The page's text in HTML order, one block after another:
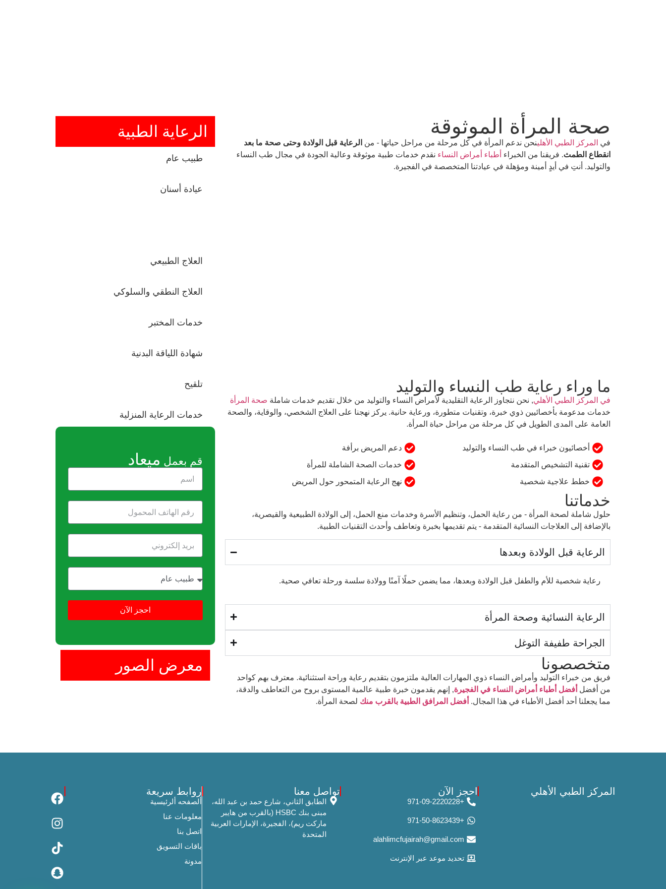
صحة المرأة الموثوقة
في المركز الطبي الأهلينحن ندعم المرأة في كل مرحلة من مراحل حياتها - من الرعاية قبل الولادة وحتى صحة ما بعد
انقطاع الطمث. فريقنا من الخبراء أطباء أمراض النساء نقدم خدمات طبية موثوقة وعالية الجودة في مجال طب النساء
والتوليد. أنتِ في أيدٍ أمينة ومؤهلة في عيادتنا المتخصصة في الفجيرة.
ما وراء رعاية طب النساء والتوليد
في المركز الطبي الأهلي, نحن نتجاوز الرعاية التقليدية لأمراض النساء والتوليد من خلال تقديم خدمات شاملة صحة المرأة
خدمات مدعومة بأخصائيين ذوي خبرة، وتقنيات متطورة، ورعاية حانية. يركز نهجنا على العلاج الشخصي، والوقاية، والصحة
العامة على المدى الطويل في كل مرحلة من مراحل حياة المرأة.
أخصائيون خبراء في طب النساء والتوليد
تقنية التشخيص المتقدمة
خطط علاجية شخصية
دعم المريض برأفة
خدمات الصحة الشاملة للمرأة
نهج الرعاية المتمحور حول المريض
خدماتنا
حلول شاملة لصحة المرأة - من رعاية الحمل، وتنظيم الأسرة وخدمات منع الحمل، إلى الولادة الطبيعية والقيصرية،
بالإضافة إلى العلاجات النسائية المتقدمة - يتم تقديمها بخبرة وتعاطف وأحدث التقنيات الطبية.
الرعاية قبل الولادة وبعدها
رعاية شخصية للأم والطفل قبل الولادة وبعدها، مما يضمن حملًا آمنًا وولادة سلسة ورحلة تعافي صحية.
الرعاية النسائية وصحة المرأة
الجراحة طفيفة التوغل
متخصصونا
فريق من خبراء التوليد وأمراض النساء ذوي المهارات العالية ملتزمون بتقديم رعاية وراحة استثنائية. معترف بهم كواحد
من أفضل أفضل أطباء أمراض النساء في الفجيرة, إنهم يقدمون خبرة طبية عالمية المستوى بروح من التعاطف والدقة،
مما يجعلنا أحد أفضل الأطباء في هذا المجال. أفضل المرافق الطبية بالقرب منك لصحة المرأة.
الرعاية الطبية
طبيب عام
عيادة أسنان
العلاج الطبيعي
العلاج النطقي والسلوكي
خدمات المختبر
شهادة اللياقة البدنية
تلقيح
خدمات الرعاية المنزلية
قم بعمل ميعاد
احجز الآن
معرض الصور
المركز الطبي الأهلي احجز الآن
+971-09-2220228
+971-50-8623439
alahlimcfujairah@gmail.com
تحديد موعد عبر الإنترنت
تواصل معنا
الطابق الثاني، شارع حمد بن عبد الله،
مبنى بنك HSBC (بالقرب من هايبر
ماركت ريم)، الفجيرة، الإمارات العربية
المتحدة
روابط سريعة
ألصفحه ألرئيسية
معلومات عنا
اتصل بنا
باقات التسويق
مدونة